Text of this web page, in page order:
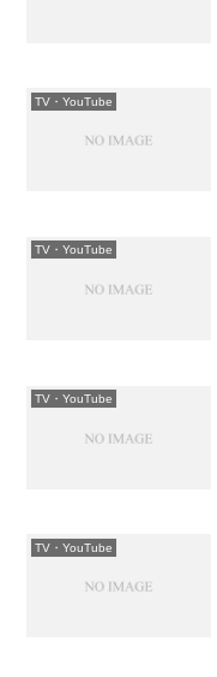
TV・YouTube
TV・YouTube
TV・YouTube
TV・YouTube